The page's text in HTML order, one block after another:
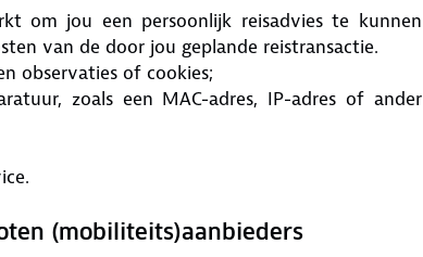
om jou een persoonlijk reisadvies te kunnen
van de door jou geplande reistransactie.
observaties of cookies;
zoals een MAC-adres, IP-adres of ander
(mobiliteits)aanbieders